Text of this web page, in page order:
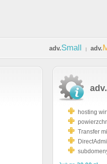
adv.Small adv.
adv.
hosting
Transfer